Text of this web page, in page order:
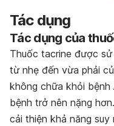
Tác dụng
Tác dụng của
Thuốc tacrine được
từ nhẹ đến vừa phải
không chữa khỏi bệnh
bệnh trở nên nặng
cải thiện khả năng